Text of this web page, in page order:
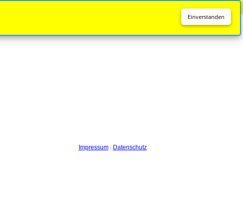
Impressum| Datenschutz
Einverstanden